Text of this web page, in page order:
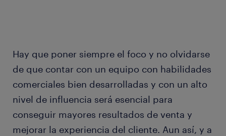
Hay que poner siempre el foco y no olvidarse
de que contar con un equipo con habilidades
comerciales bien desarrolladas y con un alto
nivel de influencia será esencial para
conseguir mayores resultados de venta y
mejorar la experiencia del cliente. Aun así, y a